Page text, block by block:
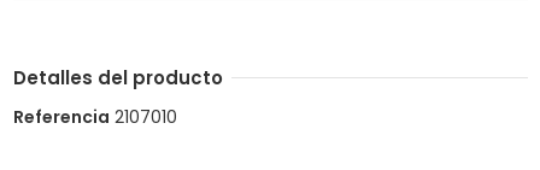
Detalles del producto
Referencia 2107010